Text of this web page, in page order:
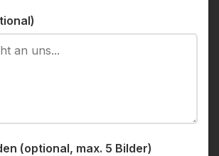
(optional, max. 5 Bilder)